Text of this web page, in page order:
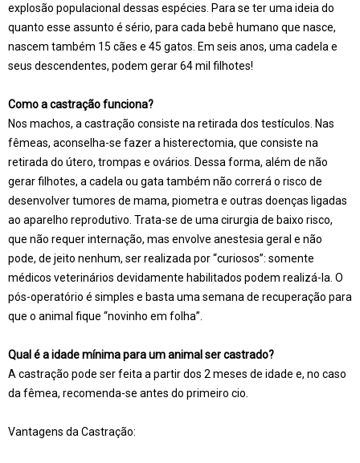
explosão populacional dessas espécies. Para se ter uma ideia do
quanto esse assunto é sério, para cada bebê humano que nasce,
nascem também 15 cães e 45 gatos. Em seis anos, uma cadela e
seus descendentes, podem gerar 64 mil filhotes!
Como a castração funciona?
Nos machos, a castração consiste na retirada dos testículos. Nas
fêmeas, aconselha-se fazer a histerectomia, que consiste na
retirada do útero, trompas e ovários. Dessa forma, além de não
gerar filhotes, a cadela ou gata também não correrá o risco de
desenvolver tumores de mama, piometra e outras doenças ligadas
ao aparelho reprodutivo. Trata-se de uma cirurgia de baixo risco,
que não requer internação, mas envolve anestesia geral e não
pode, de jeito nenhum, ser realizada por “curiosos”: somente
médicos veterinários devidamente habilitados podem realizá-la. O
pós-operatório é simples e basta uma semana de recuperação para
que o animal fique “novinho em folha”.
Qual é a idade mínima para um animal ser castrado?
A castração pode ser feita a partir dos 2 meses de idade e, no caso
da fêmea, recomenda-se antes do primeiro cio.
Vantagens da Castração: